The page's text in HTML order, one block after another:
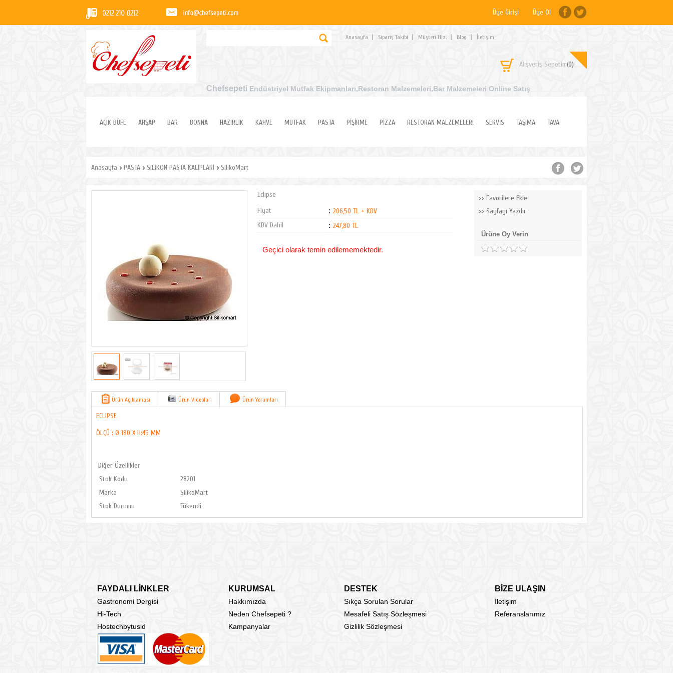
Üye Girişi Üye Ol
Anasayfa Sipariş Takibi Müşteri Hiz. Blog İletişim
Alışveriş Sepetim(0)
Chefsepeti Endüstriyel Mutfak Ekipmanları,Restoran Malzemeleri,Bar Malzemeleri Online Satış
AÇIK BÜFE AHŞAP BAR BONNA HAZIRLIK KAHVE MUTFAK PASTA PİŞİRME PİZZA RESTORAN MALZEMELERi SERVİS TAŞIMA TAVA
Anasayfa PASTA SiLiKON PASTA KALIPLARI SilikoMart
Eclıpse
Fiyat
: 206,50 TL + KDV
KDV Dahil
: 247,80 TL
Geçici olarak temin edilememektedir.
Favorilere Ekle
Sayfayı Yazdır
Ürüne Oy Verin
Ürün Açıklaması Ürün Videoları Ürün Yorumları
ECLIPSE
ÖLÇÜ : Ø 180 X H:45 MM
Diğer Özellikler
Stok Kodu
28201
Marka
SilikoMart
Stok Durumu
Tükendi
FAYDALI LİNKLER KURUMSAL DESTEK BİZE ULAŞIN
Gastronomi Dergisi Hakkımızda Sıkça Sorulan Sorular
İletişim
Hi-Tech
Neden Chefsepeti ? Mesafeli Satış Sözleşmesi
Referanslarımız
Hostechbytusid
Kampanyalar Gizlilik Sözleşmesi